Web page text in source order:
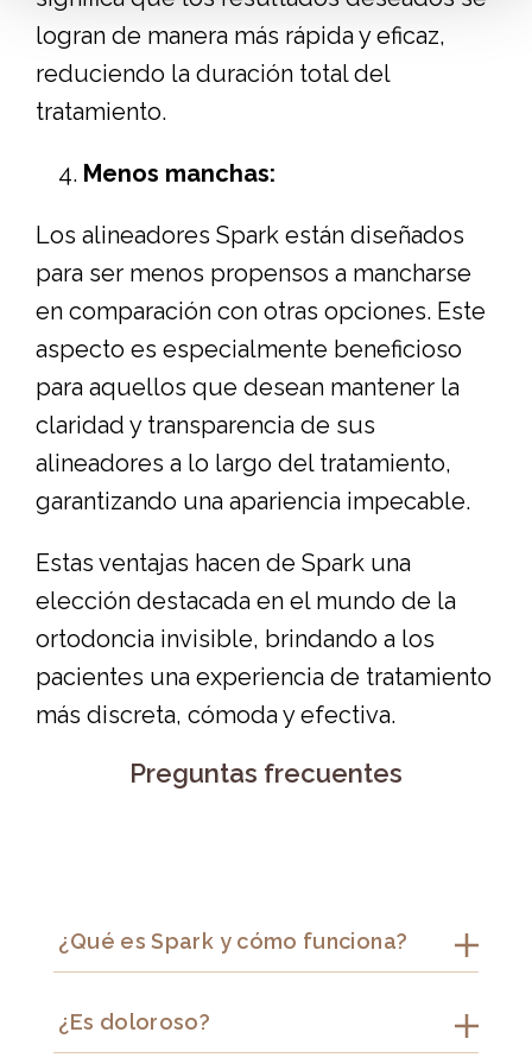
logran de manera más rápida y eficaz,
reduciendo la duración total del
tratamiento.
Menos manchas:
Los alineadores Spark están diseñados
para ser menos propensos a mancharse
en comparación con otras opciones. Este
aspecto es especialmente beneficioso
para aquellos que desean mantener la
claridad y transparencia de sus
alineadores a lo largo del tratamiento,
garantizando una apariencia impecable.
Estas ventajas hacen de Spark una
elección destacada en el mundo de la
ortodoncia invisible, brindando a los
pacientes una experiencia de tratamiento
más discreta, cómoda y efectiva.
Preguntas frecuentes
¿Qué es Spark y cómo funciona?
alineadores invisibles
¿Es doloroso?